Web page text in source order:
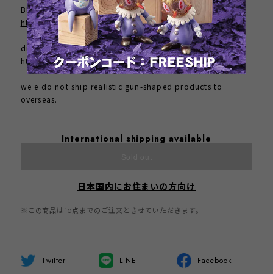
Blueing / ブルーイング
https://www.otonagai-mg.com/
display stand / スタンド
https://www.instagram.com/tsurezure.creation/
we e do not ship realistic gun-shaped products to
overseas.
International shipping available
日本国内にお住まいの方向け
※この商品は10点までのご注文とさせていただきます。
Twitter LINE Facebook